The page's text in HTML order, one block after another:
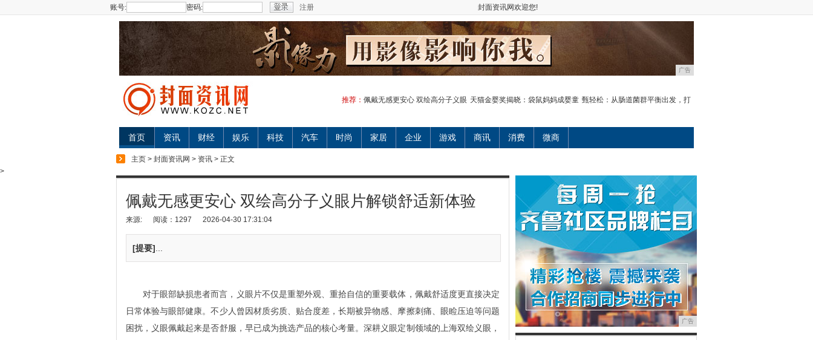
账号: 密码: 注册 封面资讯网欢迎您!
广告
推荐： 佩戴无感更安心 双绘高分子义眼 天猫金婴奖揭晓：袋鼠妈妈成婴童 甄轻松：从肠道菌群平衡出发，打
首页 资讯 财经 娱乐 科技 汽车 时尚 家居 企业 游戏 商讯 消费 微商
主页 > 封面资讯网 > 资讯 > 正文
>
佩戴无感更安心 双绘高分子义眼片解锁舒适新体验
来源: 阅读：1297 2026-04-30 17:31:04
[提要]
对于眼部缺损患者而言，义眼片不仅是重塑外观、重拾自信的重要载体，佩戴舒适度更直接决定
日常体验与眼部健康。不少人曾因材质劣质、贴合度差，长期被异物感、摩擦刺痛、眼睑压迫等问题
困扰，义眼佩戴起来是否舒服，早已成为挑选产品的核心考量。深耕义眼定制领域的上海双绘义眼，
广告